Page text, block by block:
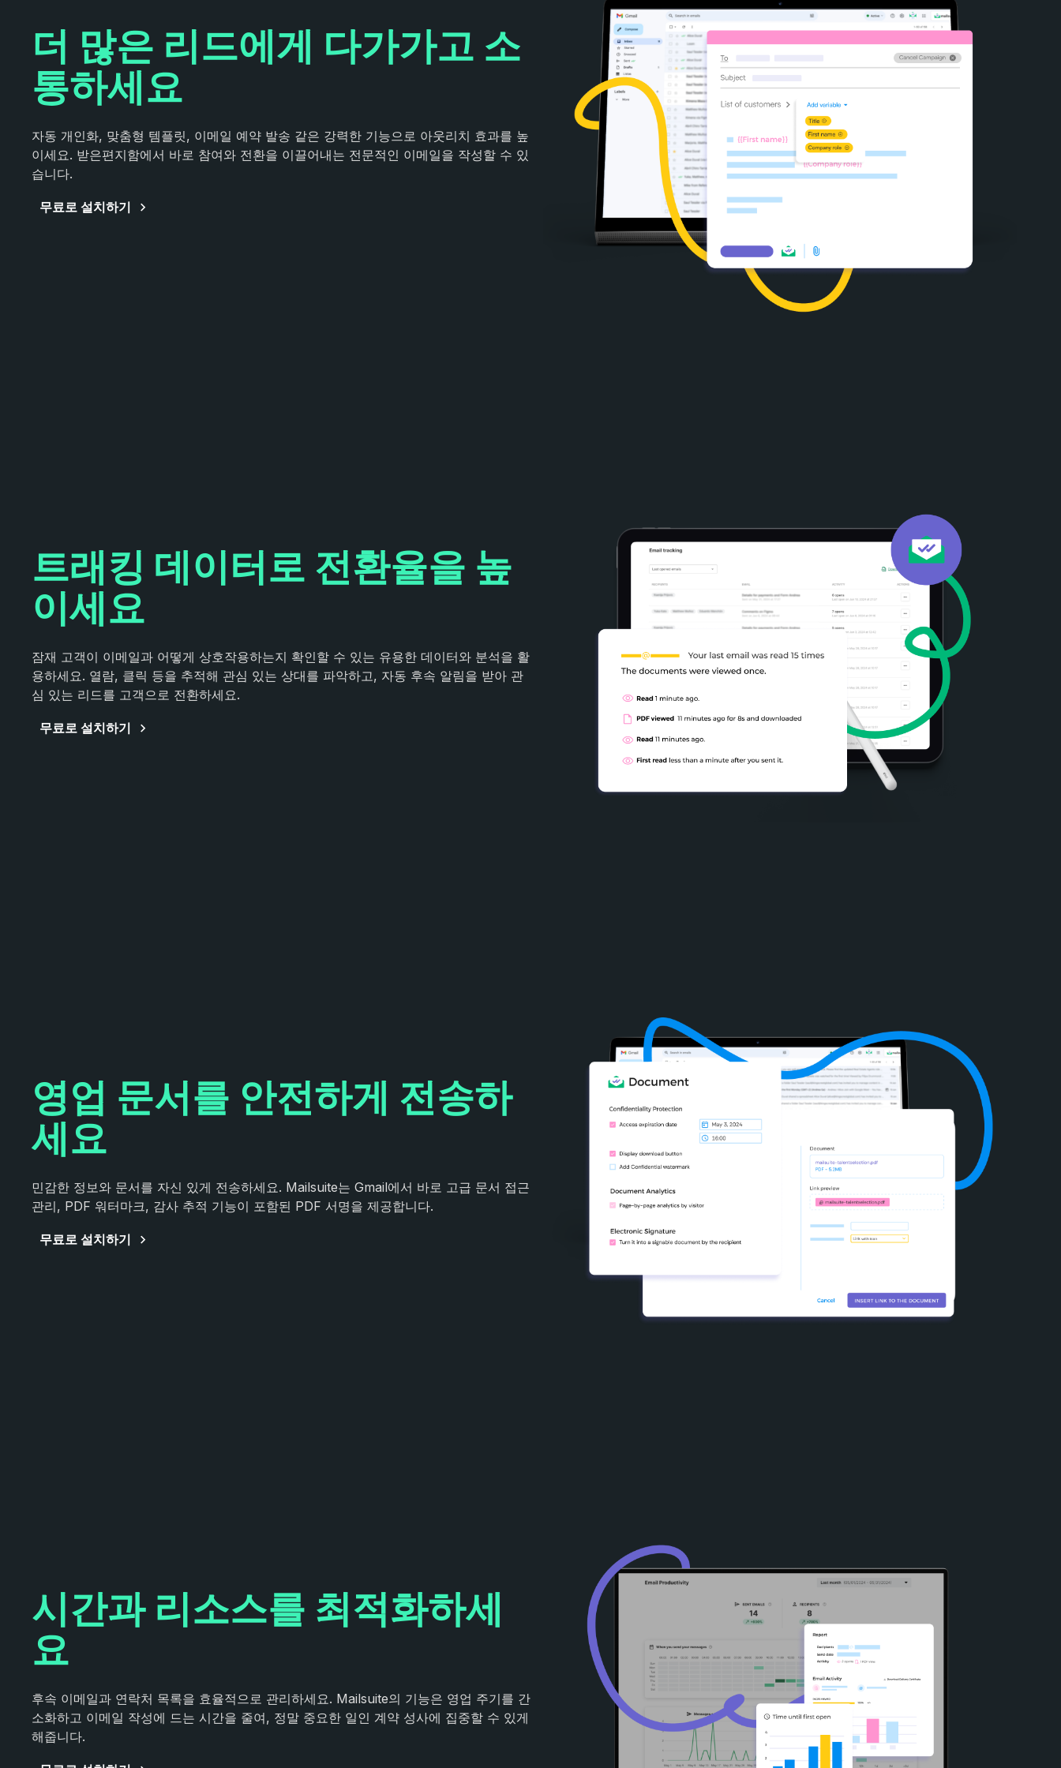
더 많은 리드에게 다가가고 소
통하세요
자동 개인화, 맞춤형 템플릿, 이메일 예약 발송 같은 강력한 기능으로 아웃리치 효과를 높
이세요. 받은편지함에서 바로 참여와 전환을 이끌어내는 전문적인 이메일을 작성할 수 있
습니다.
무료로 설치하기
트래킹 데이터로 전환율을 높
이세요
잠재 고객이 이메일과 어떻게 상호작용하는지 확인할 수 있는 유용한 데이터와 분석을 활
용하세요. 열람, 클릭 등을 추적해 관심 있는 상대를 파악하고, 자동 후속 알림을 받아 관
심 있는 리드를 고객으로 전환하세요.
무료로 설치하기
영업 문서를 안전하게 전송하
세요
민감한 정보와 문서를 자신 있게 전송하세요. Mailsuite는 Gmail에서 바로 고급 문서 접근
관리, PDF 워터마크, 감사 추적 기능이 포함된 PDF 서명을 제공합니다.
무료로 설치하기
시간과 리소스를 최적화하세
요
후속 이메일과 연락처 목록을 효율적으로 관리하세요. Mailsuite의 기능은 영업 주기를 간
소화하고 이메일 작성에 드는 시간을 줄여, 정말 중요한 일인 계약 성사에 집중할 수 있게
해줍니다.